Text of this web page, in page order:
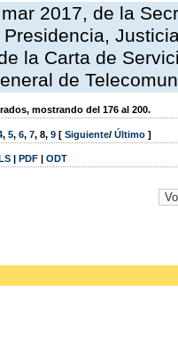
2017, de la
la Carta de
de
mostrando del 176 al 200.
, 5, 6, 7, 8, 9 [ Siguiente/ Último ]
| PDF | ODT